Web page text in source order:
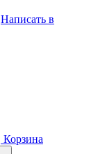
Написать в
Корзина